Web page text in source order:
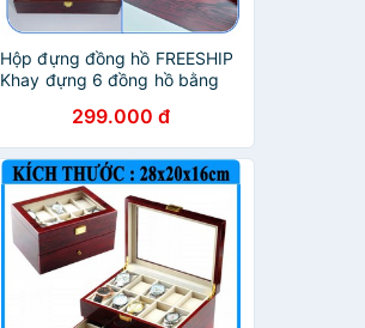
Hộp đựng đồng hồ FREESHIP
Khay đựng 6 đồng hồ bằng
299.000 đ